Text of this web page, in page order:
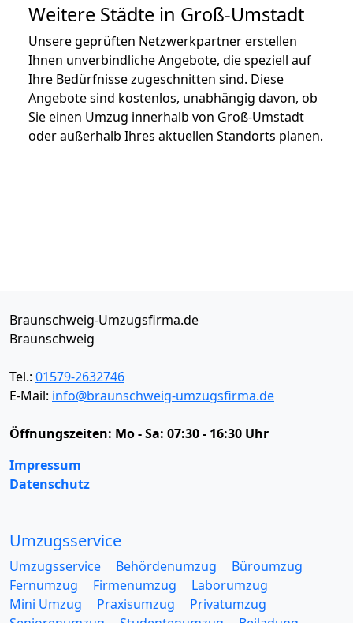
Weitere Städte in Groß-Umstadt
Unsere geprüften Netzwerkpartner erstellen
Ihnen unverbindliche Angebote, die speziell auf
Ihre Bedürfnisse zugeschnitten sind. Diese
Angebote sind kostenlos, unabhängig davon, ob
Sie einen Umzug innerhalb von Groß-Umstadt
oder außerhalb Ihres aktuellen Standorts planen.
Braunschweig-Umzugsfirma.de
Braunschweig
Tel.: 01579-2632746
E-Mail: info@braunschweig-umzugsfirma.de
Öffnungszeiten: Mo - Sa: 07:30 - 16:30 Uhr
Impressum
Datenschutz
Umzugsservice
Umzugsservice Behördenumzug
Büroumzug
Fernumzug
Firmenumzug
Laborumzug
Mini Umzug
Praxisumzug
Privatumzug